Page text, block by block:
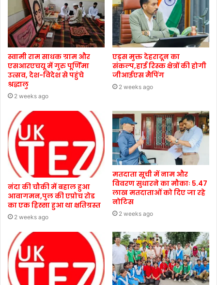
स्वामी राम साधक ग्राम और
एसआरएचयू में गुरु पूर्णिमा
उत्सव, देश-विदेश से पहुंचे
श्रद्धालु
2 weeks ago
एड्स मुक्त देहरादून का
संकल्प,हाई रिस्क क्षेत्रों की होगी
जीआईएस मैपिंग
2 weeks ago
नंदा की चौकी में बहाल हुआ
आवागमन,पुल की एप्रोच रोड
का एक हिस्सा हुआ था क्षतिग्रस्त
2 weeks ago
मतदाता सूची में नाम और
विवरण सुधारने का मौकाः 5.47
लाख मतदाताओं को दिए जा रहे
नोटिस
2 weeks ago